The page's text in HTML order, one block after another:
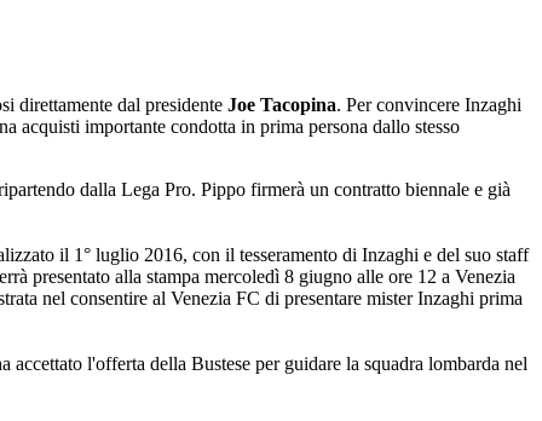
direttamente dal presidente Joe Tacopina. Per convincere Inzaghi
acquisti importante condotta in prima persona dallo stesso
dalla Lega Pro. Pippo firmerà un contratto biennale e già
il 1° luglio 2016, con il tesseramento di Inzaghi e del suo staff
presentato alla stampa mercoledì 8 giugno alle ore 12 a Venezia
nel consentire al Venezia FC di presentare mister Inzaghi prima
l'offerta della Bustese per guidare la squadra lombarda nel